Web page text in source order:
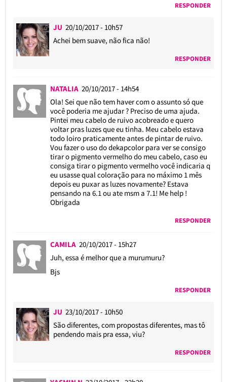
RESPONDER
JU 20/10/2017 - 10h57
Achei bem suave, não fica não!
RESPONDER
NATALIA 20/10/2017 - 14h54
Ola! Sei que não tem haver com o assunto só que
você poderia me ajudar ? Preciso de uma ajuda.
Pintei meu cabelo de ruivo acobreado e quero
voltar pras luzes que eu tinha. Meu cabelo estava
todo loiro praticamente antes de pintar de ruivo.
Vou fazer o uso do dekapcolor para ver se consigo
tirar o pigmento vermelho do meu cabelo, caso eu
consiga tirar o pigmento vermelho você indicaria q
eu usasse qual coloração para no máximo 1 mês
depois eu puxar as luzes novamente? Estava
pensando na 6.1 ou ate msm a 7.1! Me help !
Obrigada
RESPONDER
CAMILA 20/10/2017 - 15h27
Juh, essa é melhor que a murumuru?
Bjs
RESPONDER
JU 23/10/2017 - 10h50
São diferentes, com propostas diferentes, mas tô
pendendo mais pra essa, viu?
RESPONDER